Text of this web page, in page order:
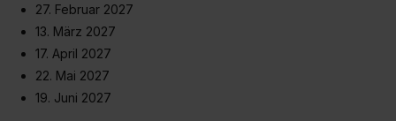
Auswahl über die Checkboxen und klick auf „Auswahl
erlauben“. Die Einwilligung zur Platzierung von Cookies
der Kategorien „Präferenzen“, „Statistiken“ und „Social
Media und Marketing“ umfasst hierbei die Einwilligung
zur Übermittlung deiner Daten in die USA (Art. 49 Abs. 1
27. Februar 2027
13. März 2027
17. April 2027
22. Mai 2027
19. Juni 2027